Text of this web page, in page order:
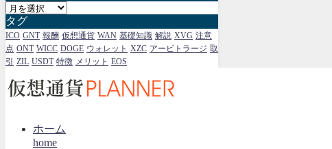
ア
ー
カ
イ
ブ
タグ
ICO GNT 報酬 仮想通貨 WAN 基礎知識 解説 XVG 注意
点 ONT WICC DOGE ウォレット XZC アービトラージ 取
引 ZIL USDT 特徴 メリット EOS
ホーム
home